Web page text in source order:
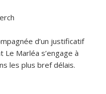
d’un justificatif
Le Marléa s’engage à
les plus bref délais.